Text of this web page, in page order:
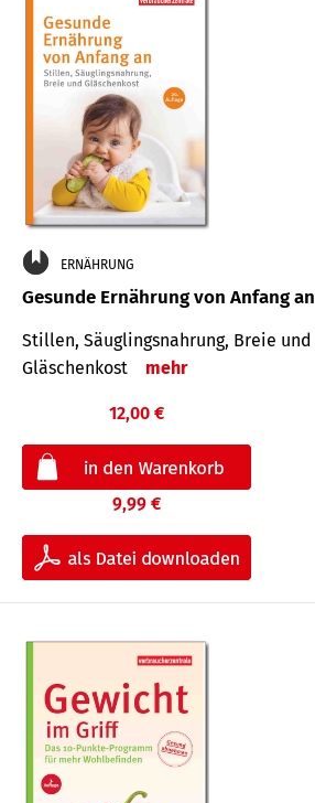
ERNÄHRUNG
Gesunde Ernährung von Anfang an
Stillen, Säuglingsnahrung, Breie und
Gläschenkost
mehr
12,00 €
9,99 €